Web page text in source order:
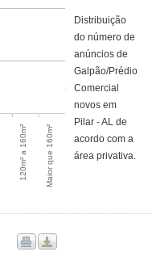
120m² a 160m² Maior que 160m²
Distribuição
do número de
anúncios de
Galpão/Prédio
Comercial
novos em
Pilar - AL de
acordo com a
área privativa.